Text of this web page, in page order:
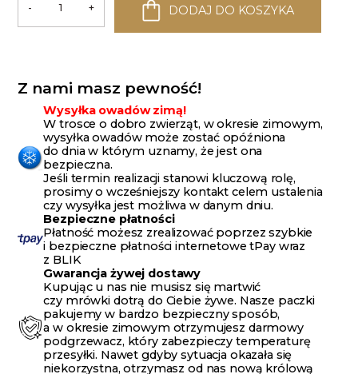
-
ilość
Pęseta
nierdzewnej
+ DODAJ DO KOSZYKA
Z nami masz pewność!
Wysyłka owadów zimą!
W trosce o dobro zwierząt, w okresie zimowym,
wysyłka owadów może zostać opóźniona
do dnia w którym uznamy, że jest ona
bezpieczna.
Jeśli termin realizacji stanowi kluczową rolę,
prosimy o wcześniejszy kontakt celem ustalenia
czy wysyłka jest możliwa w danym dniu.
Bezpieczne płatności
Płatność możesz zrealizować poprzez szybkie
i bezpieczne płatności internetowe tPay wraz
z BLIK
Gwarancja żywej dostawy
Kupując u nas nie musisz się martwić
czy mrówki dotrą do Ciebie żywe. Nasze paczki
pakujemy w bardzo bezpieczny sposób,
a w okresie zimowym otrzymujesz darmowy
podgrzewacz, który zabezpieczy temperaturę
przesyłki. Nawet gdyby sytuacja okazała się
niekorzystna, otrzymasz od nas nową królową